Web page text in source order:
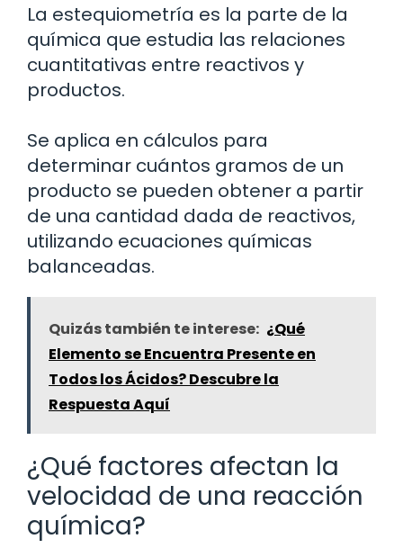
La estequiometría es la parte de la
química que estudia las relaciones
cuantitativas entre reactivos y
productos.
Se aplica en cálculos para
determinar cuántos gramos de un
producto se pueden obtener a partir
de una cantidad dada de reactivos,
utilizando ecuaciones químicas
balanceadas.
Quizás también te interese: ¿Qué
Elemento se Encuentra Presente en
Todos los Ácidos? Descubre la
Respuesta Aquí
¿Qué factores afectan la
velocidad de una reacción
química?